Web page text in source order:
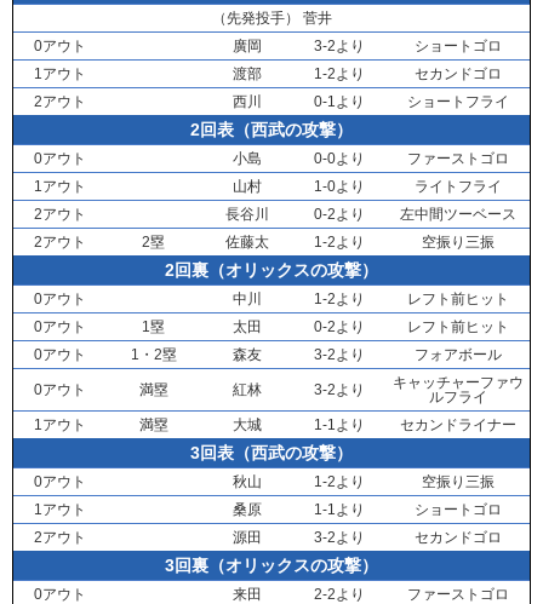
（先発投手） 菅井
0アウト
廣岡 3-2より
ショートゴロ
1アウト
渡部 1-2より
セカンドゴロ
2アウト
西川 0-1より ショートフライ
2回表（西武の攻撃）
0アウト 小島 0-0より
ファーストゴロ
1アウト
山村 1-0より
ライトフライ
2アウト
長谷川 0-2より
左中間ツーベース
2アウト
2塁 佐藤太 1-2より 空振り三振
2回裏（オリックスの攻撃）
0アウト 中川 1-2より
レフト前ヒット
0アウト
1塁 太田 0-2より
レフト前ヒット
0アウト
1・2塁 森友 3-2より フォアボール
0アウト 満塁 紅林 3-2より
キャッチャーファウ
ルフライ
1アウト
満塁 大城 1-1より セカンドライナー
3回表（西武の攻撃）
0アウト 秋山 1-2より
空振り三振
1アウト
桑原 1-1より
ショートゴロ
2アウト
源田 3-2より セカンドゴロ
3回裏（オリックスの攻撃）
0アウト 来田 2-2より
ファーストゴロ